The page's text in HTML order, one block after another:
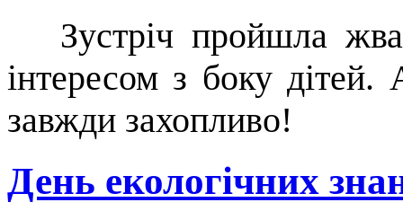
Зустріч пройшла
інтересом з боку
завжди захопливо!
День екологічних